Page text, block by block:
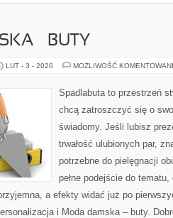
– BUTY
LUT - 3 - 2026 MOŻLIWOŚĆ
Spadlabuta to przestrzeń
chcą zatroszczyć się o
świadomy. Jeśli lubisz
trwałość ulubionych par,
potrzebne do pielęgnacji
pełne podejście do
a efekty widać już po
i Moda damska – buty.